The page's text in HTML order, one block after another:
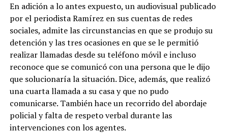
En adición a lo antes expuesto, un audiovisual publicado
por el periodista Ramírez en sus cuentas de redes
sociales, admite las circunstancias en que se produjo su
detención y las tres ocasiones en que se le permitió
realizar llamadas desde su teléfono móvil e incluso
reconoce que se comunicó con una persona que le dijo
que solucionaría la situación. Dice, además, que realizó
una cuarta llamada a su casa y que no pudo
comunicarse. También hace un recorrido del abordaje
policial y falta de respeto verbal durante las
intervenciones con los agentes.